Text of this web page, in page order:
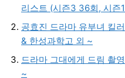
리스트 (시즌3 36회, 시즌
공효진 드라마 유부녀 킬
& 한성과학고 외 ~
드라마 그대에게 드림 촬
~